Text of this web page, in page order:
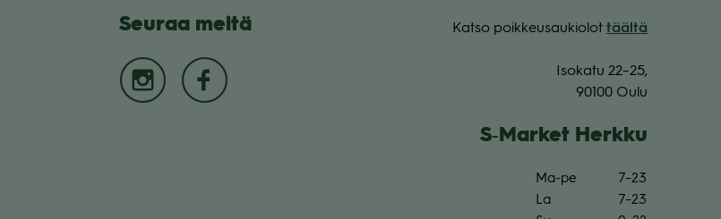
Seu­raa meitä Katso poik­keus­au­kio­lot täältä
Iso­katu 22–25,
90100 Oulu
S‑Market Herkku
Ma-pe
7–23
La
7–23